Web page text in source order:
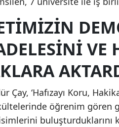
VE
Çay, ‘Hafızayı Koru,
öğrenim gören
buluşturduklarını